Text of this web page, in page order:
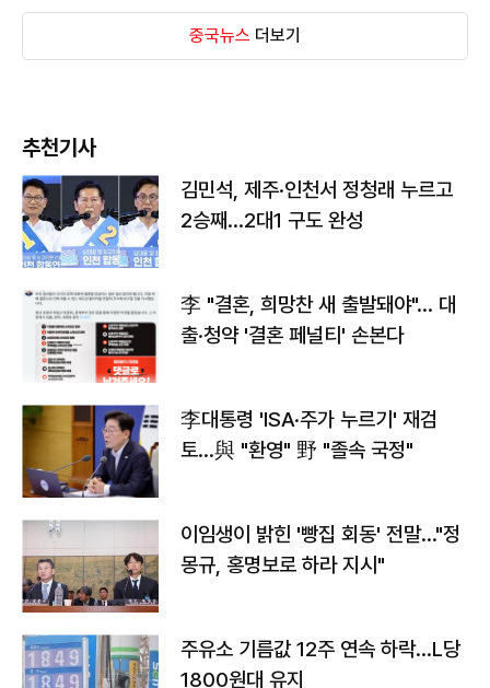
중국뉴스 더보기
추천기사
김민석, 제주·인천서 정청래 누르고
2승째…2대1 구도 완성
李 "결혼, 희망찬 새 출발돼야"… 대
출·청약 '결혼 페널티' 손본다
李대통령 'ISA·주가 누르기' 재검
토…與 "환영" 野 "졸속 국정"
이임생이 밝힌 '빵집 회동' 전말…"정
몽규, 홍명보로 하라 지시"
주유소 기름값 12주 연속 하락…L당
1800원대 유지